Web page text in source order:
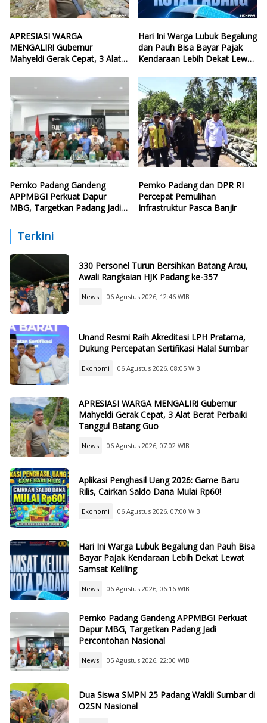
APRESIASI WARGA
MENGALIR! Gubernur
Mahyeldi Gerak Cepat, 3 Alat
Hari Ini Warga Lubuk Begalung
dan Pauh Bisa Bayar Pajak
Kendaraan Lebih Dekat Lewat
Pemko Padang Gandeng
APPMBGI Perkuat Dapur
MBG, Targetkan Padang Jadi
Pemko Padang dan DPR RI
Percepat Pemulihan
Infrastruktur Pasca Banjir
Terkini
330 Personel Turun Bersihkan Batang Arau,
Awali Rangkaian HJK Padang ke-357
News 06 Agustus 2026, 12:46 WIB
Unand Resmi Raih Akreditasi LPH Pratama,
Dukung Percepatan Sertifikasi Halal Sumbar
Ekonomi 06 Agustus 2026, 08:05 WIB
APRESIASI WARGA MENGALIR! Gubernur
Mahyeldi Gerak Cepat, 3 Alat Berat Perbaiki
Tanggul Batang Guo
News 06 Agustus 2026, 07:02 WIB
Aplikasi Penghasil Uang 2026: Game Baru
Rilis, Cairkan Saldo Dana Mulai Rp60!
Ekonomi 06 Agustus 2026, 07:00 WIB
Hari Ini Warga Lubuk Begalung dan Pauh Bisa
Bayar Pajak Kendaraan Lebih Dekat Lewat
Samsat Keliling
News 06 Agustus 2026, 06:16 WIB
Pemko Padang Gandeng APPMBGI Perkuat
Dapur MBG, Targetkan Padang Jadi
Percontohan Nasional
News 05 Agustus 2026, 22:00 WIB
Dua Siswa SMPN 25 Padang Wakili Sumbar di
O2SN Nasional